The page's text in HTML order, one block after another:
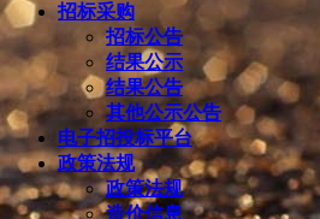
招标采购
招标公告
结果公示
结果公告
其他公示公告
电子招投标平台
政策法规
政策法规
造价信息